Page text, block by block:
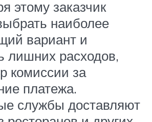
этому заказчик
наиболее
вариант и
лишних расходов,
комиссии за
платежа.
службы доставляют